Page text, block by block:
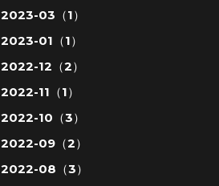
2023-03（1）
2023-01（1）
2022-12（2）
2022-11（1）
2022-10（3）
2022-09（2）
2022-08（3）